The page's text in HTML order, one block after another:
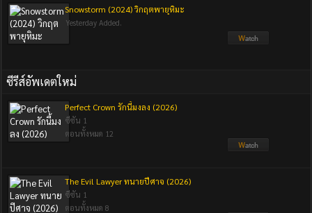
Snowstorm (2024) วิกฤตพายุหิมะ
Yesterday Added.
ซีรีส์อัพเดตใหม่
Perfect Crown รักนี้มงลง (2026)
ซีซัน 1
ตอนทั้งหมด 12
The Evil Lawyer ทนายปีศาจ (2026)
ซีซัน 1
ตอนทั้งหมด 8